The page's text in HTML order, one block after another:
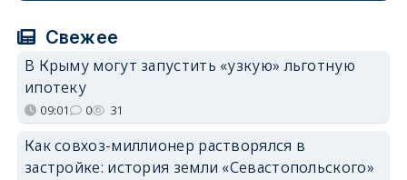
Свежее
В Крыму могут запустить «узкую» льготную
ипотеку
09:01 0 31
Как совхоз-миллионер растворялся в
застройке: история земли «Севастопольского»